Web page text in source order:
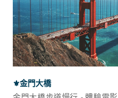
⚜︎金門大橋